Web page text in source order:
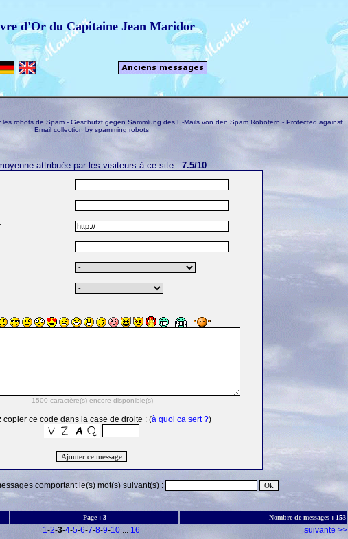
d'Or du Capitaine Jean Maridor
robots de Spam - Geschützt gegen Sammlung des E-Mails von den Spam Robotern - Protected against
Email collection by spamming robots
attribuée par les visiteurs à ce site :7.5/10
copier ce code dans la case de droite : (à quoi ca sert ?)
comportant le(s) mot(s) suivant(s) :
Page : 3 Nombre de messages : 153
1-2-3-4-5-6-7-8-9-10 ... 16 suivante >>